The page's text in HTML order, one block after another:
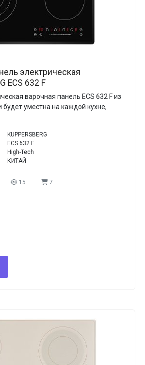
электрическая
ECS 632 F
варочная панель ECS 632 F из
будет уместна на каждой кухне,
KUPPERSBERG
ECS 632 F
High-Tech
КИТАЙ
15 7